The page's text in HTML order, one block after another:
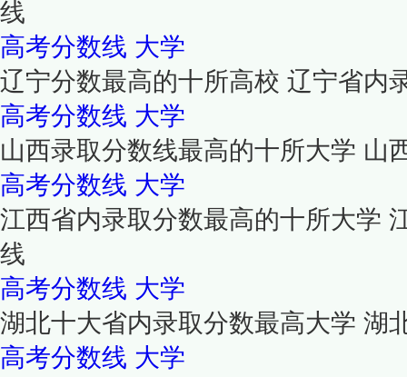
线
高考分数线 大学
辽宁分数最高的十所高校 辽宁省内
高考分数线 大学
山西录取分数线最高的十所大学 山
高考分数线 大学
江西省内录取分数最高的十所大学
线
高考分数线 大学
湖北十大省内录取分数最高大学 湖
高考分数线 大学